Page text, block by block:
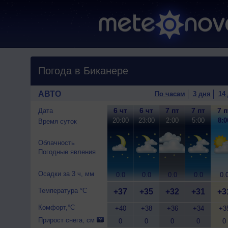
Погода в Биканере
АВТО По часам 3 дня 14
Дата
Время суток
Облачность
Погодные явления
Осадки за 3 ч, мм
Температура °C
Комфорт,°C
Прирост снега, см
6 чт
20:00
0.0
+37
+40
0
6 чт
23:00
0.0
+35
+38
0
7 пт
2:00
0.0
+32
+36
0
7 пт
5:00
0.0
+31
+34
0
7
0